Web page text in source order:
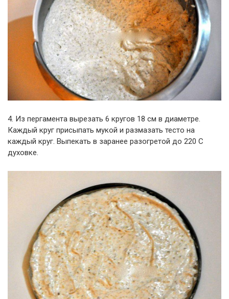
4. Из пергамента вырезать 6 кругов 18 см в диаметре.
Каждый круг присыпать мукой и размазать тесто на
каждый круг. Выпекать в заранее разогретой до 220 С
духовке.